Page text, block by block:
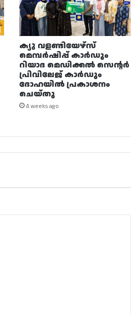
ക്യു വളണ്ടിയേഴ്‌സ്
മെമ്പർഷിപ്പ് കാർഡും
റിയാദ മെഡിക്കൽ സെന്റർ
പ്രിവിലേജ് കാർഡും
ദോഹയിൽ പ്രകാശനം
ചെയ്തു
4 weeks ago